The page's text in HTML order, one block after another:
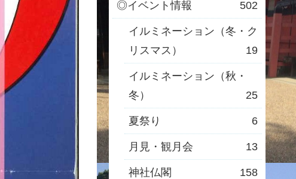
◎イベント情報 502
イルミネーション（冬・ク
リスマス）
19
イルミネーション（秋・
冬）
25
夏祭り 6
月見・観月会 13
神社仏閣 158